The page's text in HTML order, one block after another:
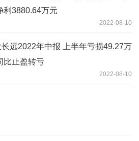
利3880.64万元
2022-08-10
长远2022年中报 上半年亏损49.27万
比止盈转亏
2022-08-10